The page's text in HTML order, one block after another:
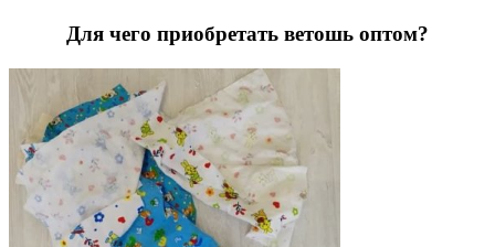
Для чего приобретать ветошь оптом?